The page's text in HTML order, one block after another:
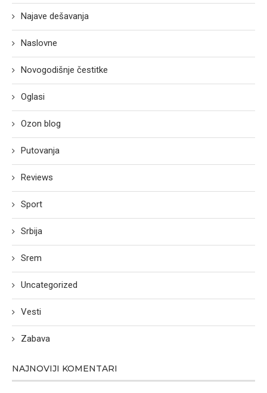
Najave dešavanja
Naslovne
Novogodišnje čestitke
Oglasi
Ozon blog
Putovanja
Reviews
Sport
Srbija
Srem
Uncategorized
Vesti
Zabava
NAJNOVIJI KOMENTARI